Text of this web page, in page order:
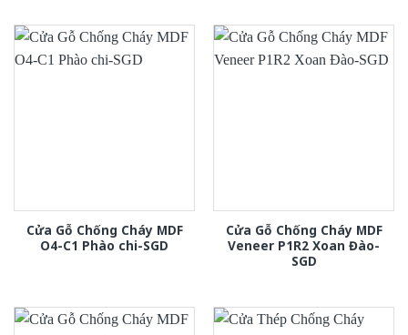
Cửa Gỗ Chống Cháy MDF
O4-C1 Phào chi-SGD
Cửa Gỗ Chống Cháy MDF
Veneer P1R2 Xoan Đào-
SGD